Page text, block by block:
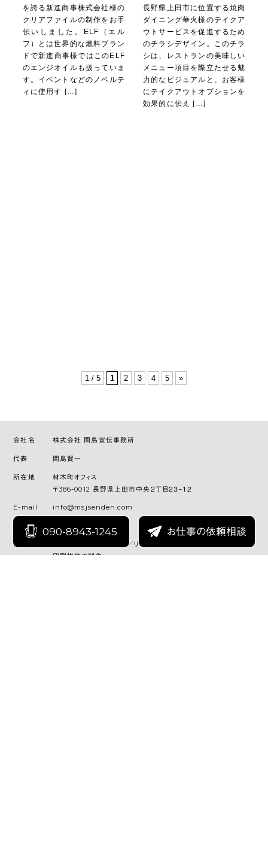
を誇る新進商事株式会社様の
クリアファイルの制作をお手
伝いしました。ELF（エル
フ）とは世界的な燃料ブラン
ドで新進商事様ではこのELF
のエンジオイルも扱っていま
す。イベントなどのノベルテ
ィに使用す […]
長野県上田市に位置する焼肉
ダイニング華火様のテイクア
ウトサービスを促進するため
のチラシデザイン。このチラ
シは、レストランの美味しい
メニュー項目を際立たせる魅
力的なビジュアルと、お客様
にテイクアウトオプションを
効果的に伝え […]
1 / 5 1 2 3 4 5 »
会社名 株式会社 間島宣伝事務所
代表 間島賢一
所在地
材木町オフィス
〒386-0012 長野県上田市中央２丁目２３−１２
E-mail info@msjsenden.com
SNS
業務内容
ホームページの新規制作／リニューアル業務
印刷媒体の制作
090-8943-1245 お仕事の依頼相談